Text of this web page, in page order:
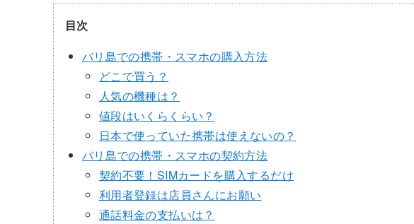
目次
バリ島での携帯・スマホの購入方法
どこで買う？
人気の機種は？
値段はいくらくらい？
日本で使っていた携帯は使えないの？
バリ島での携帯・スマホの契約方法
契約不要！SIMカードを購入するだけ
利用者登録は店員さんにお願い
通話料金の支払いは？